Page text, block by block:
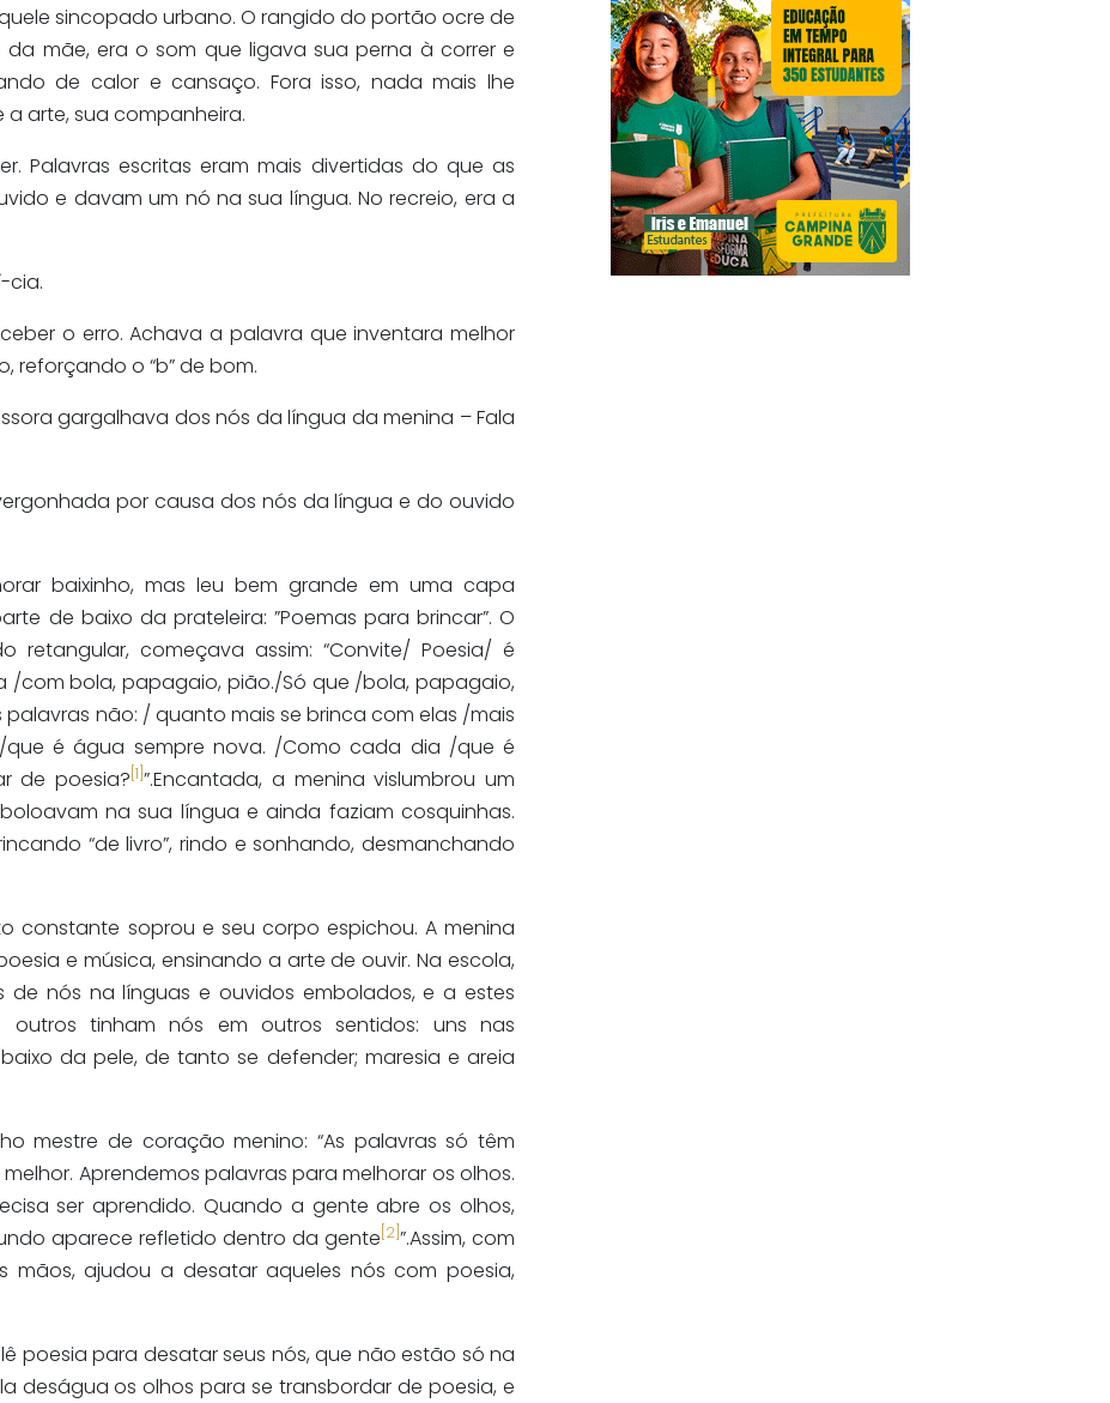
sincopado urbano. O rangido do portão ocre de
mãe, era o som que ligava sua perna à correr e
de calor e cansaço. Fora isso, nada mais lhe
a arte, sua companheira.
Palavras escritas eram mais divertidas do que as
e davam um nó na sua língua. No recreio, era a
cia.
o erro. Achava a palavra que inventara melhor
reforçando o “b” de bom.
gargalhava dos nós da língua da menina – Fala
por causa dos nós da língua e do ouvido
baixinho, mas leu bem grande em uma capa
de baixo da prateleira: ”Poemas para brincar”. O
retangular, começava assim: “Convite/ Poesia/ é
/com bola, papagaio, pião./Só que /bola, papagaio,
não: / quanto mais se brinca com elas /mais
é água sempre nova. /Como cada dia /que é
de poesia? [1]”.Encantada, a menina vislumbrou um
na sua língua e ainda faziam cosquinhas.
“de livro”, rindo e sonhando, desmanchando
constante soprou e seu corpo espichou. A menina
e música, ensinando a arte de ouvir. Na escola,
nós na línguas e ouvidos embolados, e a estes
outros tinham nós em outros sentidos: uns nas
da pele, de tanto se defender; maresia e areia
mestre de coração menino: “As palavras só têm
Aprendemos palavras para melhorar os olhos.
ser aprendido. Quando a gente abre os olhos,
aparece refletido dentro da gente [2]”.Assim, com
mãos, ajudou a desatar aqueles nós com poesia,
poesia para desatar seus nós, que não estão só na
deságua os olhos para se transbordar de poesia, e